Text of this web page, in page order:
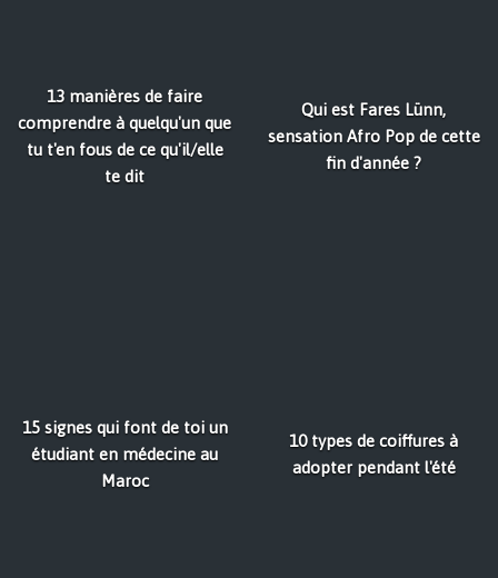
13 manières de faire
comprendre à quelqu'un que
tu t'en fous de ce qu'il/elle
te dit
Qui est Fares Lünn,
sensation Afro Pop de cette
fin d'année ?
15 signes qui font de toi un
étudiant en médecine au
Maroc
10 types de coiffures à
adopter pendant l'été